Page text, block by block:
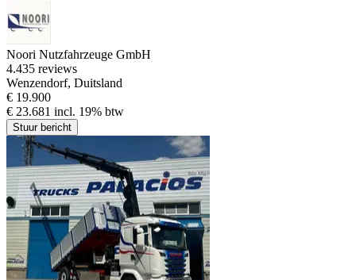
Noori Nutzfahrzeuge GmbH
4.435 reviews
Wenzendorf, Duitsland
€ 19.900
€ 23.681 incl. 19% btw
Stuur bericht